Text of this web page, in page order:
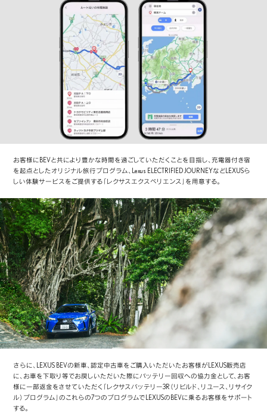
お客様にBEVと共により豊かな時間を過ごしていただくことを目指し、充電器付き宿
を起点としたオリジナル旅行プログラム、Lexus ELECTRIFIED JOURNEYなどLEXUSら
しい体験サービスをご提供する「レクサスエクスペリエンス」を用意する。
さらに、LEXUS BEVの新車、認定中古車をご購入いただいたお客様がLEXUS販売店
に、お車を下取り等でお戻しいただいた際にバッテリー回収への協力金として、お客
様に一部返金をさせていただく「レクサスバッテリー3R（リビルド、リユース、リサイク
ル）プログラム」のこれらの7つのプログラムでLEXUSのBEVに乗るお客様をサポート
する。